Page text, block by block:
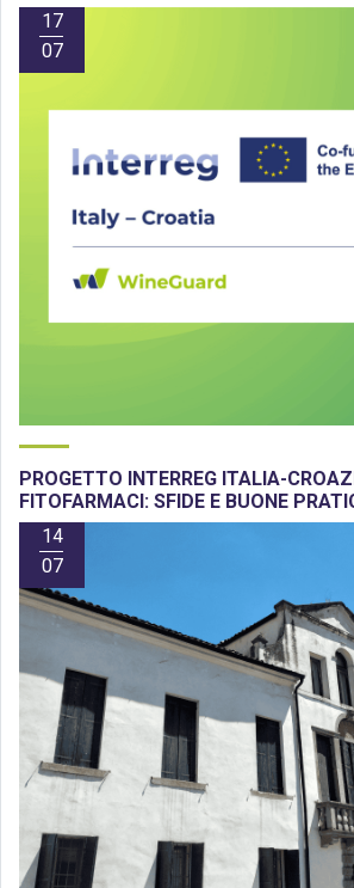
17
07
PROGETTO INTERREG ITALIA-
FITOFARMACI: SFIDE E BUONE
14
07